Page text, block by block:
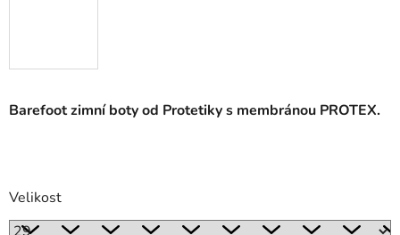
Barefoot zimní boty od Protetiky s membránou PROTEX.
Velikost